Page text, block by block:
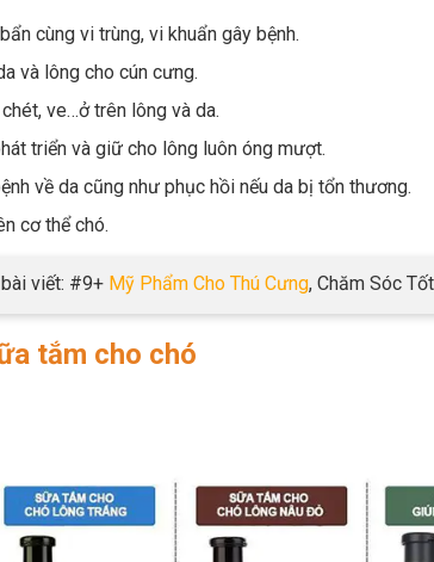
cùng vi trùng, vi khuẩn gây bệnh.
và lông cho cún cưng.
ve…ở trên lông và da.
triển và giữ cho lông luôn óng mượt.
về da cũng như phục hồi nếu da bị tổn thương.
cơ thể chó.
viết: #9+ Mỹ Phẩm Cho Thú Cưng, Chăm Sóc
tắm cho chó